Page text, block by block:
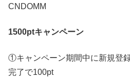
CNDOMM
1500ptキャンペーン
①キャンペーン期間中に新規登
完了で100pt